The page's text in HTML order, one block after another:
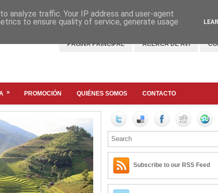
PÁGINA PRINCIPAL ACERCA DE AVI
» PROMOCIÓN QUIÉNES SOMOS CONTACTO
Subscribe to our RSS Feed
analyze traffic. Your IP address and user-agent
to ensure quality of service, generate usage